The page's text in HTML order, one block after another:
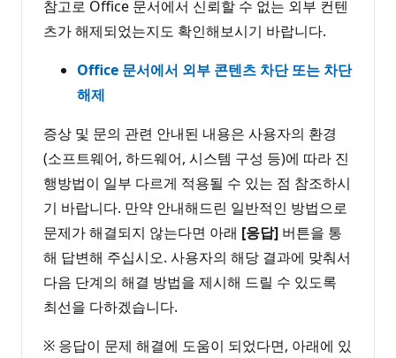
참고로 Office 문서에서 신뢰할 수 없는 외부 컨텐
츠가 해제되었는지도 확인해보시기 바랍니다.
Office 문서에서 외부 콘텐츠 차단 또는 차단
해제
증상 및 문의 관련 안내된 내용은 사용자의 환경
(소프트웨어, 하드웨어, 시스템 구성 등)에 따라 진
행방법이 일부 다르게 적용될 수 있는 점 참조하시
기 바랍니다. 만약 안내해드린 일반적인 방법으로
문제가 해결되지 않는다면 아래 [응답] 버튼을 통
해 답변해 주십시오. 사용자의 해당 결과에 맞춰서
다음 단계의 해결 방법을 제시해 드릴 수 있도록
최선을 다하겠습니다.
※ 응답이 문제 해결에 도움이 되었다면, 아래에 있